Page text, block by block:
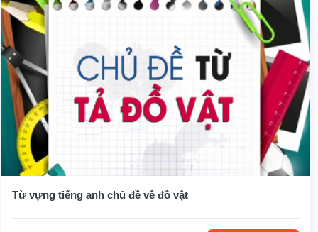
Từ vựng tiếng anh chủ đề về đồ vật